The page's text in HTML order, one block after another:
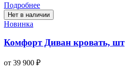
Подробнее
Нет в наличии
Новинка
Комфорт Диван кровать, шт
от 39 900 ₽